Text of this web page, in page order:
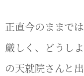
正直今のままで
厳しく、どうし
の天就院さんと